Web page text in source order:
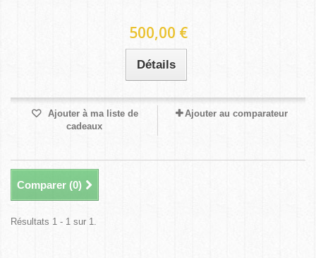
500,00 €
Détails
Ajouter à ma liste de
cadeaux
Ajouter au comparateur
Comparer (0)
Résultats 1 - 1 sur 1.